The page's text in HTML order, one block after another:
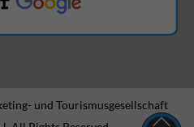
und Tourismusgesellschaft